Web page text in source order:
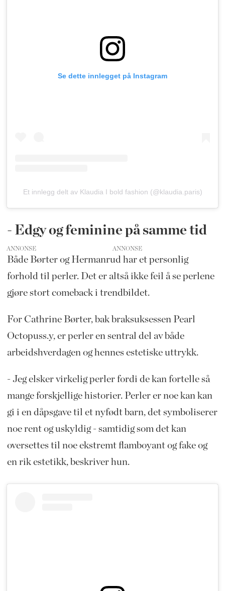
Se dette innlegget på Instagram
Et innlegg delt av Klaudia I bold fashion (@klaudia.paris)
- Edgy og feminine på samme tid
ANNONSE
Både Børter og Hermanrud har et personlig
forhold til perler. Det er altså ikke feil å se perlene
gjøre stort comeback i trendbildet.
For Cathrine Børter, bak braksuksessen Pearl
Octopuss.y, er perler en sentral del av både
arbeidshverdagen og hennes estetiske uttrykk.
- Jeg elsker virkelig perler fordi de kan fortelle så
mange forskjellige historier. Perler er noe kan kan
gi i en dåpsgave til et nyfødt barn, det symboliserer
noe rent og uskyldig - samtidig som det kan
oversettes til noe ekstremt flamboyant og fake og
en rik estetikk, beskriver hun.